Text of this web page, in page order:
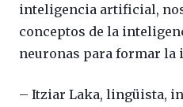
inteligencia artificial,
conceptos de la
neuronas para formar
– Itziar Laka, lingüista,